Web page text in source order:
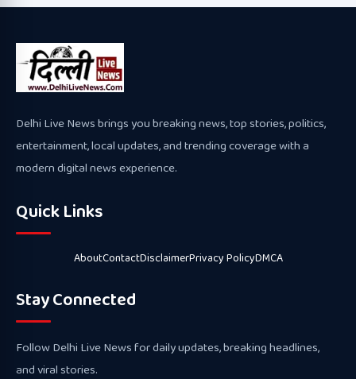
Delhi Live News brings you breaking news, top stories, politics,
entertainment, local updates, and trending coverage with a
modern digital news experience.
Quick Links
AboutContactDisclaimerPrivacy PolicyDMCA
Stay Connected
Follow Delhi Live News for daily updates, breaking headlines,
and viral stories.